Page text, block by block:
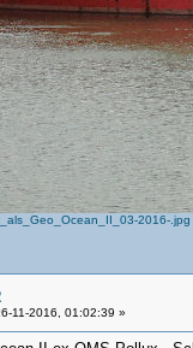
2016-.jpg
11-2016, 01:02:39 »